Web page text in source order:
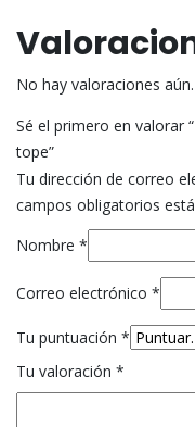
No hay valoraciones aún.
Sé el primero en valorar
tope”
Tu dirección de correo
campos obligatorios
Nombre *
Correo electrónico *
Tu puntuación *
Tu valoración *